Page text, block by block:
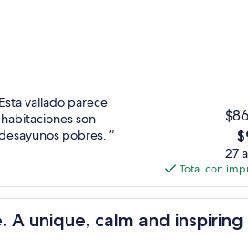
vallado parece
son
pobres. ”
El
es
27
Total con
A unique, calm and
calm and inspiring setting!